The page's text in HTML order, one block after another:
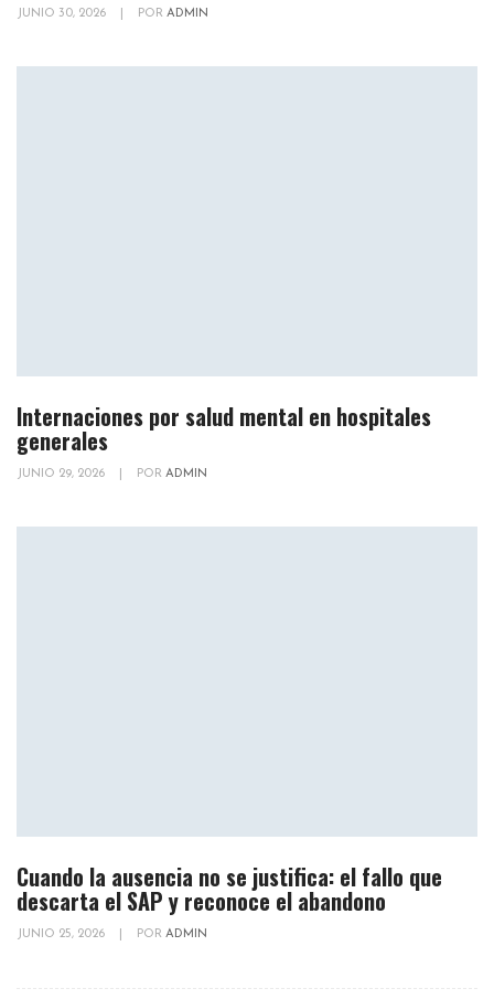
JUNIO 30, 2026 POR ADMIN
Internaciones por salud mental en hospitales
generales
JUNIO 29, 2026 POR ADMIN
Cuando la ausencia no se justifica: el fallo que
descarta el SAP y reconoce el abandono
JUNIO 25, 2026 POR ADMIN